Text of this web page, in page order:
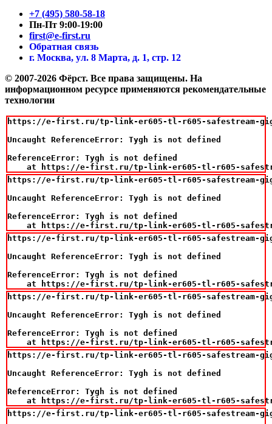
+7 (495) 580-58-18
Пн-Пт 9:00-19:00
first@e-first.ru
Обратная связь
г. Москва, ул. 8 Марта, д. 1, стр. 12
© 2007-2026 Фёрст. Все права защищены. На
информационном ресурсе применяются рекомендательные
технологии
https://e-first.ru/tp-link-er605-tl-r605-safestream-
Uncaught ReferenceError: Tygh is not defined
ReferenceError: Tygh is not defined
at https://e-first.ru/tp-link-er605-tl-r605-
https://e-first.ru/tp-link-er605-tl-r605-safestream-
Uncaught ReferenceError: Tygh is not defined
ReferenceError: Tygh is not defined
at https://e-first.ru/tp-link-er605-tl-r605-
https://e-first.ru/tp-link-er605-tl-r605-safestream-
Uncaught ReferenceError: Tygh is not defined
ReferenceError: Tygh is not defined
at https://e-first.ru/tp-link-er605-tl-r605-
https://e-first.ru/tp-link-er605-tl-r605-safestream-
Uncaught ReferenceError: Tygh is not defined
ReferenceError: Tygh is not defined
at https://e-first.ru/tp-link-er605-tl-r605-
https://e-first.ru/tp-link-er605-tl-r605-safestream-
Uncaught ReferenceError: Tygh is not defined
ReferenceError: Tygh is not defined
at https://e-first.ru/tp-link-er605-tl-r605-
https://e-first.ru/tp-link-er605-tl-r605-safestream-